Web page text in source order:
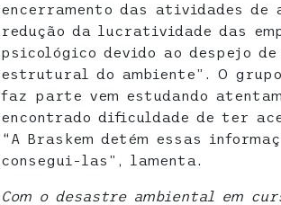
encerramento das atividades de
redução da lucratividade das
psicológico devido ao despejo
estrutural do ambiente”. O
faz parte vem estudando
encontrado dificuldade de ter
“A Braskem detém essas
consegui-las”, lamenta.
Com o desastre ambiental em